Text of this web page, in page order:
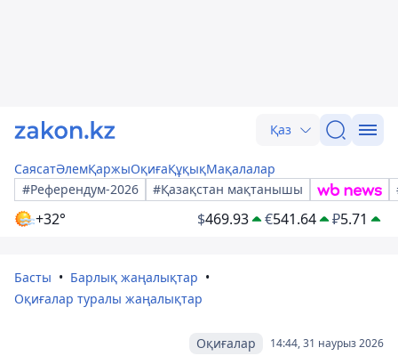
Қаз
СаясатӘлемҚаржыОқиғаҚұқықМақалалар
#Референдум-2026
#Қазақстан мақтанышы
+32° $469.93 €541.64 ₽5.71
Басты
Барлық жаңалықтар
Оқиғалар туралы жаңалықтар
14:44, 31 наурыз 2026
Оқиғалар